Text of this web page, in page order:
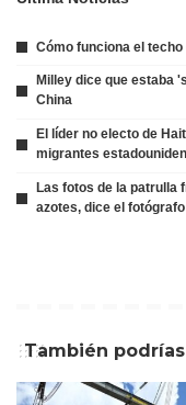
Cómo funciona el
Milley dice que estaba
China
El líder no electo de
migrantes
Las fotos de la patrulla
azotes, dice el fotógrafo
También